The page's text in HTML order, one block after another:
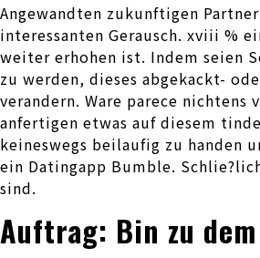
Angewandten zukunftigen
interessanten Gerausch. xviii %
weiter erhohen ist. Indem seien
zu werden, dieses abgekackt-
verandern. Ware parece
anfertigen etwas auf diesem
keineswegs beilaufig zu handen
ein Datingapp Bumble.
sind.
Auftrag: Bin zu